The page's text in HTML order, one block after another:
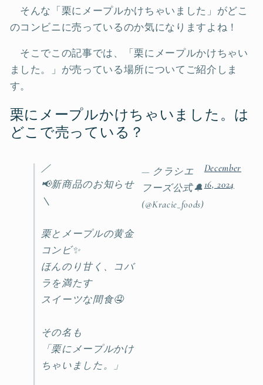
そんな「栗にメープルかけちゃいました」がどこ
のコンビニに売っているのか気になりますよね！
そこでこの記事では、「栗にメープルかけちゃい
ました。」が売っている場所についてご紹介しま
す。
栗にメープルかけちゃいました。は
どこで売っている？
／
📢新商品のお知らせ
＼
栗とメープルの黄金
コンビ✨
ほんのり甘く、コバ
ラを満たす
スイーツな間食🤤
その名も
「栗にメープルかけ
ちゃいました。」
— クラシエ
フーズ公式🔔
(@Kracie_foods)
December
16, 2024